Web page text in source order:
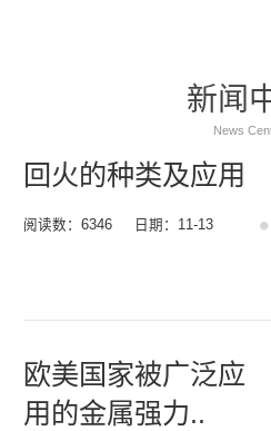
新闻
News
回火的种类及应用
阅读数：6346 日期：11-13
欧美国家被广泛应
用的金属强力..